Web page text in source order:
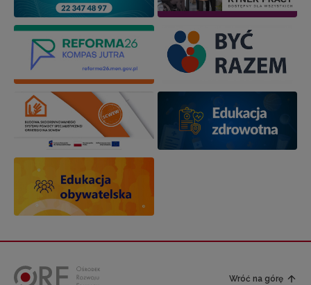
Wróć na górę